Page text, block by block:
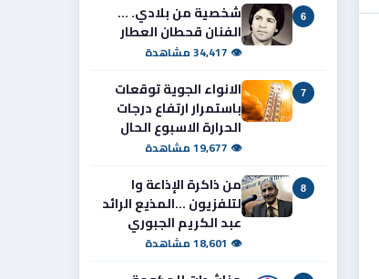
6
شخصية من بلادي. ...
الفنان قحطان العطار
👁 34,417 مشاهدة
7
الانواء الجوية توقعات
باستمرار ارتفاع درجات
الحرارة الاسبوع الحال
👁 19,677 مشاهدة
8
من ذاكرة الإذاعة وا
لتلفزيون ...المذيع الرائد
عبد الكريم الجبوري
👁 18,601 مشاهدة